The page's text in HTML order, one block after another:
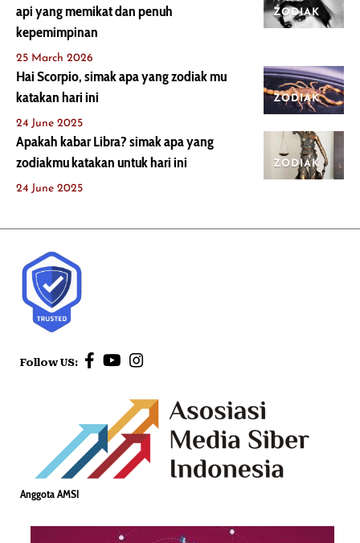
ZODIAK
api yang memikat dan penuh
kepemimpinan
25 March 2026
ZODIAK
Hai Scorpio, simak apa yang zodiak mu
katakan hari ini
24 June 2025
ZODIAK
Apakah kabar Libra? simak apa yang
zodiakmu katakan untuk hari ini
24 June 2025
Follow US:
Anggota AMSI